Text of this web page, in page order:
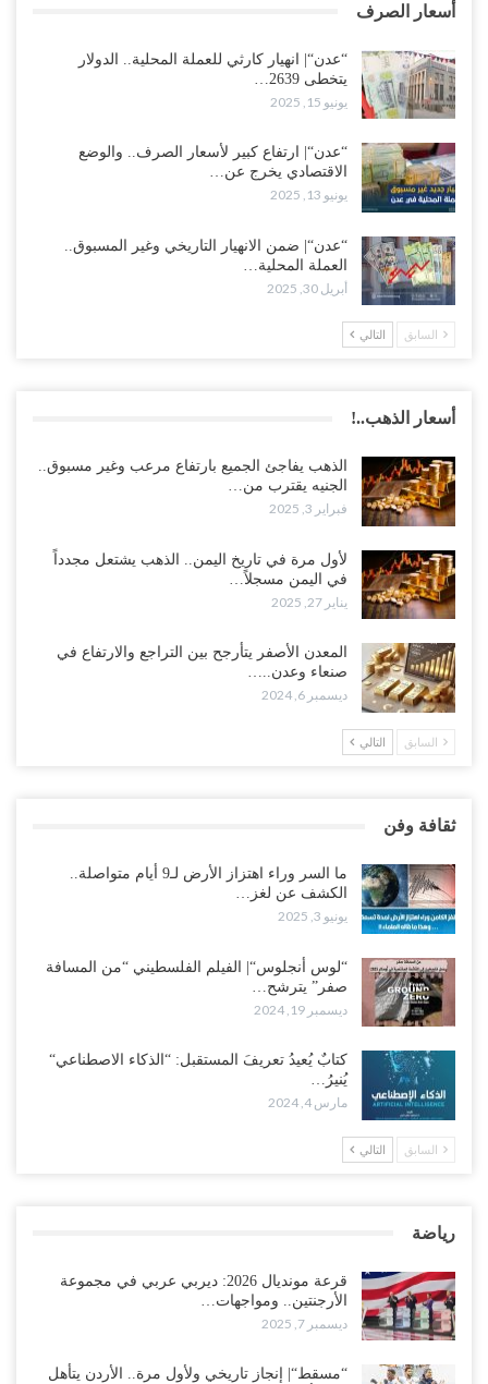
أسعار الصرف
“عدن“| انهيار كارثي للعملة المحلية.. الدولار
يتخطى 2639…
يونيو 15, 2025
“عدن“| ارتفاع كبير لأسعار الصرف.. والوضع
الاقتصادي يخرج عن…
يونيو 13, 2025
“عدن“| ضمن الانهيار التاريخي وغير المسبوق..
العملة المحلية…
أبريل 30, 2025
السابق التالي
أسعار الذهب..!
الذهب يفاجئ الجميع بارتفاع مرعب وغير مسبوق..
الجنيه يقترب من…
فبراير 3, 2025
لأول مرة في تاريخ اليمن.. الذهب يشتعل مجدداً
في اليمن مسجلاً…
يناير 27, 2025
المعدن الأصفر يتأرجح بين التراجع والارتفاع في
صنعاء وعدن..…
ديسمبر 6, 2024
السابق التالي
ثقافة وفن
ما السر وراء اهتزاز الأرض لـ9 أيام متواصلة..
الكشف عن لغز…
يونيو 3, 2025
“لوس أنجلوس“| الفيلم الفلسطيني “من المسافة
صفر” يترشح…
ديسمبر 19, 2024
كتابٌ يُعيدُ تعريفَ المستقبل: “الذكاء الاصطناعي“
يُنيرُ…
مارس 4, 2024
السابق التالي
رياضة
قرعة مونديال 2026: ديربي عربي في مجموعة
الأرجنتين.. ومواجهات…
ديسمبر 7, 2025
“مسقط“| إنجاز تاريخي ولأول مرة.. الأردن يتأهل